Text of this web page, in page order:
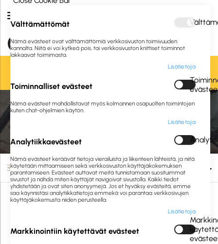
Oletko jo asiakkaamme? Kirjaudu sisään tai
Etusivu IT tarvikkeet Tietokonetarvikkeet Kannettavien akut
Suodata
Välttämättömät
Nämä evästeet ovat välttämättömiä verkkosivuston toimivuuden
kannalta. Niitä ei voi kytkeä pois, tai verkkosivuston kriittiset toiminnot
lakkaavat toimimasta.
Lisätietoja
Toiminnalliset evästeet
Nämä evästeet mahdollistavat myös kolmannen osapuolten toimintojen
kuten chat-ohjelmien käytön.
Lisätietoja
Analytiikkaevästeet
Nämä evästeet keräävät tietoja vierailuista ja liikenteen lähteistä, ja niitä
käytetään mittaamiseen sekä verkkosivuston käyttäjäkokemuksen
parantamiseen. Evästeet auttavat meitä tunnistamaan suosituimmat
sivustot ja nähdä miten käyttäjät navigoivat sivustolla. Kaikki tiedot
yhdistetään ja ovat siten anonyymejä. Jos et hyväksy evästeitä, emme
saa käynnistäsi analytiikkatietoja emmekä voi parantaa verkkosivujen
käyttäjäkokemusta niiden perusteella.
Lisätietoja
Markkinointiin käytettävät evästeet